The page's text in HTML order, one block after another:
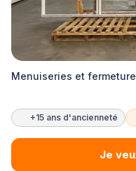
Menuiseries et
+15 ans d'ancienneté
Je